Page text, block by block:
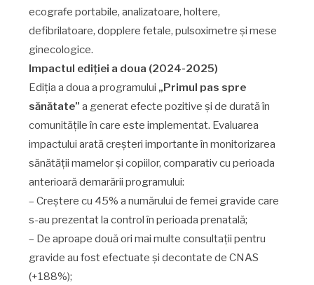
ecografe portabile, analizatoare, holtere,
defibrilatoare, dopplere fetale, pulsoximetre și mese
ginecologice.
Impactul ediției a doua (2024-2025)
Ediția a doua a programului „Primul pas spre
sănătate” a generat efecte pozitive și de durată în
comunitățile în care este implementat. Evaluarea
impactului arată creșteri importante în monitorizarea
sănătății mamelor și copiilor, comparativ cu perioada
anterioară demarării programului:
– Creștere cu 45% a numărului de femei gravide care
s-au prezentat la control în perioada prenatală;
– De aproape două ori mai multe consultații pentru
gravide au fost efectuate și decontate de CNAS
(+188%);